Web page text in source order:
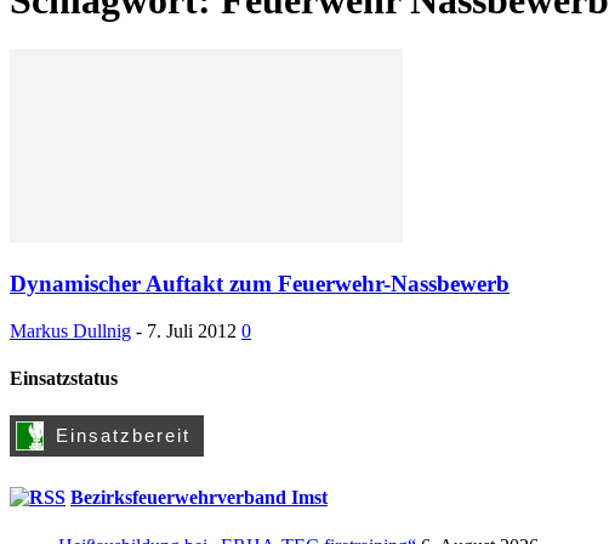
Dynamischer Auftakt zum Feuerwehr-Nassbewerb
Markus Dullnig - 7. Juli 2012 0
Einsatzstatus
Bezirksfeuerwehrverband Imst